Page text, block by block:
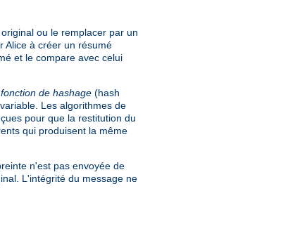
ou le remplacer par un
Alice à créer un résumé
et le compare avec celui
fonction de hashage (hash
Les algorithmes de
pour que la restitution du
qui produisent la même
n'est pas envoyée de
L'intégrité du message ne